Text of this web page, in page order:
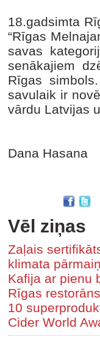
18.gadsimta
“Rīgas
savas
senākajiem
Rīgas
savulaik ir
vārdu Latvijas
Dana Hasana
Vēl ziņas
Zaļais
klimata
Kafija ar pienu
Rīgas
10
Cider World